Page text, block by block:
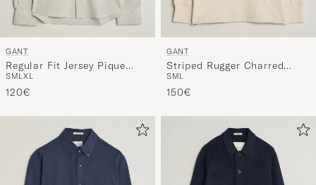
Regular Fit Jersey Pique
Shirt Light Beige Melange
SMLXL
Striped Rugger Charred
Wood Brown
SML